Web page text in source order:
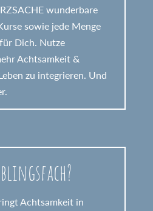
wunderbare
sowie jede Menge
Dich. Nutze
Achtsamkeit &
zu integrieren. Und
Achtsamkeit in